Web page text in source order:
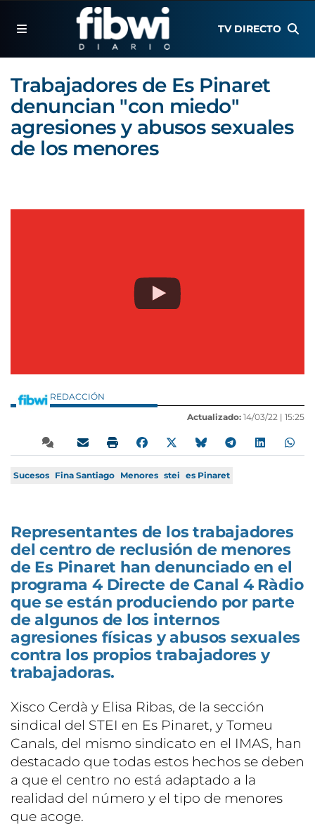
TV DIRECTO
Trabajadores de Es Pinaret
denuncian "con miedo"
agresiones y abusos sexuales
de los menores
REDACCIÓN
Actualizado: 14/03/22 | 15:25
Sucesos Fina Santiago Menores stei es Pinaret
Representantes de los trabajadores
del centro de reclusión de menores
de Es Pinaret han denunciado en el
programa 4 Directe de Canal 4 Ràdio
que se están produciendo por parte
de algunos de los internos
agresiones físicas y abusos sexuales
contra los propios trabajadores y
trabajadoras.
Xisco Cerdà y Elisa Ribas, de la sección
sindical del STEI en Es Pinaret, y Tomeu
Canals, del mismo sindicato en el IMAS, han
destacado que todas estos hechos se deben
a que el centro no está adaptado a la
realidad del número y el tipo de menores
que acoge.